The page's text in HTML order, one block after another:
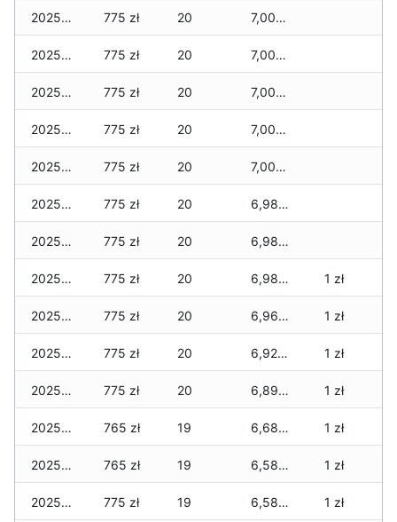
2025-12-01 775 zł 20 7,000 zł
2025-11-30 775 zł 20 7,000 zł
2025-11-29 775 zł 20 7,000 zł
2025-11-28 775 zł 20 7,000 zł
2025-11-27 775 zł 20 7,000 zł
2025-11-26 775 zł 20 6,980 zł
2025-11-25 775 zł 20 6,980 zł
2025-11-24 775 zł 20 6,980 zł 1 zł
2025-11-23 775 zł 20 6,960 zł 1 zł
2025-11-22 775 zł 20 6,925 zł 1 zł
2025-11-21 775 zł 20 6,890 zł 1 zł
2025-11-20 765 zł 19 6,680 zł 1 zł
2025-11-19 765 zł 19 6,580 zł 1 zł
2025-11-18 775 zł 19 6,580 zł 1 zł